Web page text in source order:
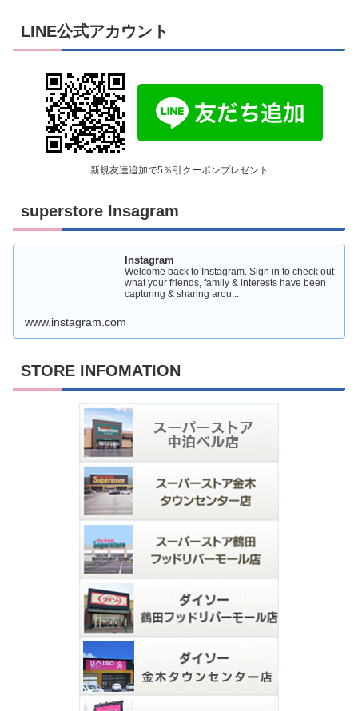
LINE公式アカウント
新規友達追加で5％引クーポンプレゼント
superstore Insagram
Instagram
Welcome back to Instagram. Sign in to check out
what your friends, family & interests have been
capturing & sharing arou...
www.instagram.com
STORE INFOMATION